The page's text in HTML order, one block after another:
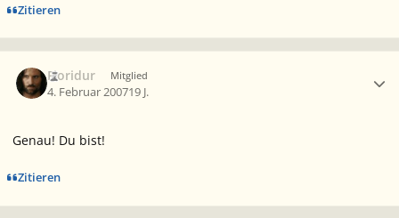
Zitieren
Fioridur Mitglied
4. Februar 200719 J.
Genau! Du bist!
Zitieren